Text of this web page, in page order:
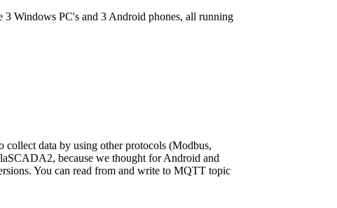
Windows PC's and 3 Android phones, all running
data by using other protocols (Modbus,
because we thought for Android and
You can read from and write to MQTT topic